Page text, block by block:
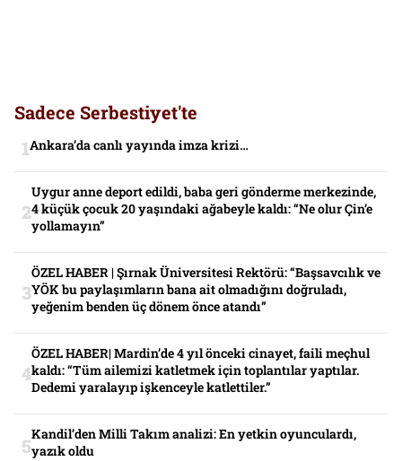
Sadece Serbestiyet'te
Ankara’da canlı yayında imza krizi…
Uygur anne deport edildi, baba geri gönderme merkezinde,
4 küçük çocuk 20 yaşındaki ağabeyle kaldı: “Ne olur Çin’e
yollamayın”
ÖZEL HABER | Şırnak Üniversitesi Rektörü: “Başsavcılık ve
YÖK bu paylaşımların bana ait olmadığını doğruladı,
yeğenim benden üç dönem önce atandı”
ÖZEL HABER| Mardin’de 4 yıl önceki cinayet, faili meçhul
kaldı: “Tüm ailemizi katletmek için toplantılar yaptılar.
Dedemi yaralayıp işkenceyle katlettiler.”
Kandil’den Milli Takım analizi: En yetkin oyunculardı,
yazık oldu